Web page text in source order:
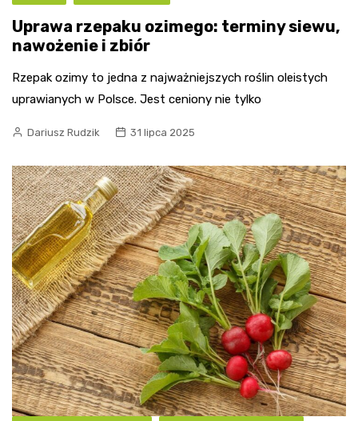
Uprawa rzepaku ozimego: terminy siewu,
nawożenie i zbiór
Rzepak ozimy to jedna z najważniejszych roślin oleistych
uprawianych w Polsce. Jest ceniony nie tylko
Dariusz Rudzik 31 lipca 2025